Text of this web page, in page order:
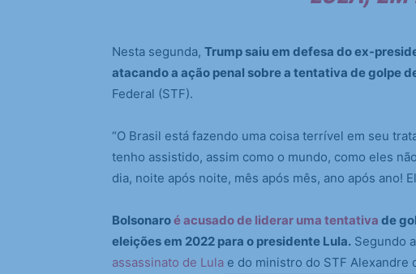
Nesta segunda, Trump saiu em defesa do ex-
atacando a ação penal sobre a tentativa de golpe
Federal (STF).
“O Brasil está fazendo uma coisa terrível em seu
tenho assistido, assim como o mundo, como eles
dia, noite após noite, mês após mês, ano após ano!
Bolsonaroé acusado de liderar uma tentativa de
eleições em 2022 para o presidente Lula. Segundo
assassinato de Lula e do ministro do STF Alexandre